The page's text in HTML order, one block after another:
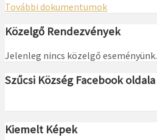
További dokumentumok
Közelgő Rendezvények
Jelenleg nincs közelgő eseményünk.
Szűcsi Község Facebook oldala
Kiemelt Képek